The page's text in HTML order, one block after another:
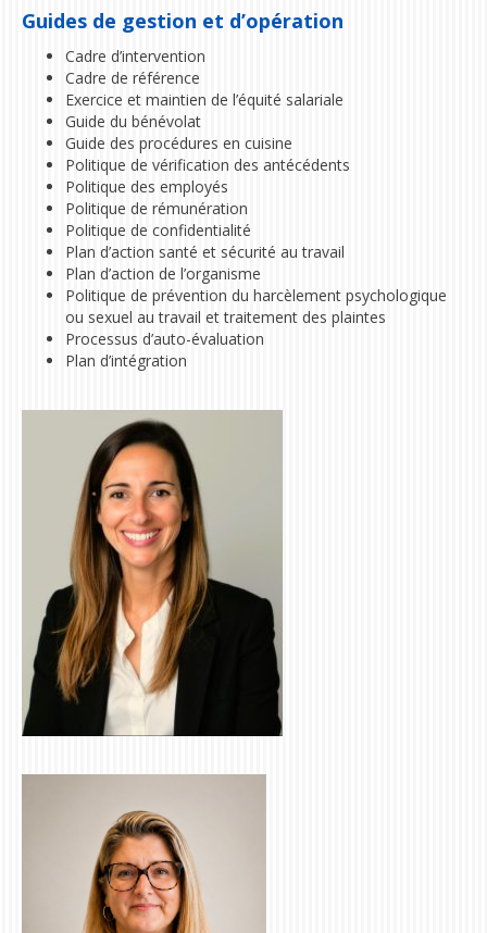
Guides de gestion et d’opération
Cadre d’intervention
Cadre de référence
Exercice et maintien de l’équité salariale
Guide du bénévolat
Guide des procédures en cuisine
Politique de vérification des antécédents
Politique des employés
Politique de rémunération
Politique de confidentialité
Plan d’action santé et sécurité au travail
Plan d’action de l’organisme
Politique de prévention du harcèlement psychologique
ou sexuel au travail et traitement des plaintes
Processus d’auto-évaluation
Plan d’intégration